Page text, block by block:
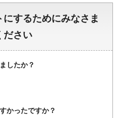
するためにみなさま
ださい
したか？
かったですか？